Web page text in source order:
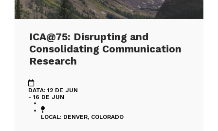
ICA@75: Disrupting and
Consolidating Communication
Research
DATA: 12 DE JUN
- 16 DE JUN
LOCAL: DENVER, COLORADO